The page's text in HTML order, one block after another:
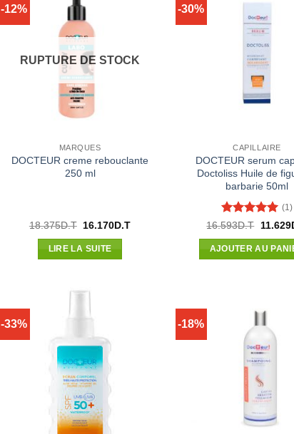
-12%
RUPTURE DE STOCK
MARQUES
DOCTEUR creme rebouclante
250 ml
18.375D.T Le
initial
était :
16.170D.TLe
LIRE LA SUITE
-30%
CAPILLAIRE
DOCTEUR serum
Doctoliss Huile de
barbarie 50ml
Note5 sur
(1)
16.593D.T
Le
initial
était :
11.629
AJOUTER AU
-33% -18%